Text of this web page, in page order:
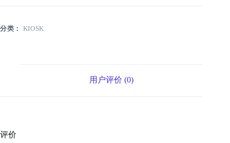
分类： KIOSK
用户评价 (0)
评价